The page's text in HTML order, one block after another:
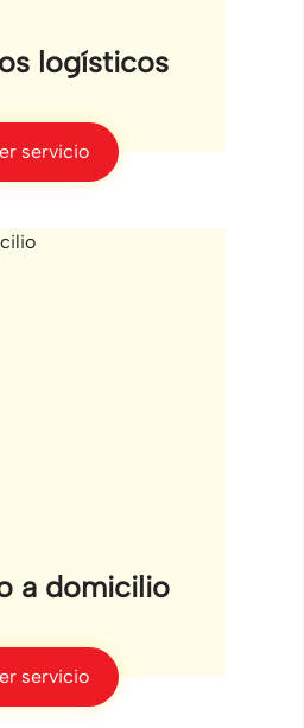
logísticos
servicio
a domicilio
servicio